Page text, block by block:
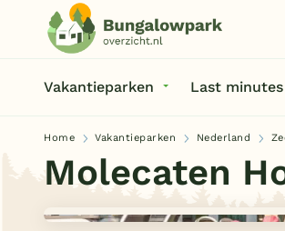
Vakantieparken Last minutes
Home Vakantieparken Nederland
Molecaten